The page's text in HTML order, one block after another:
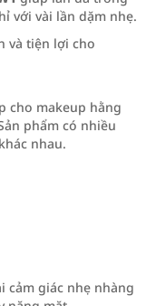
với vài lần dặm nhẹ.
và tiện lợi cho
cho makeup hằng
phẩm có nhiều
nhau.
cảm giác nhẹ nhàng